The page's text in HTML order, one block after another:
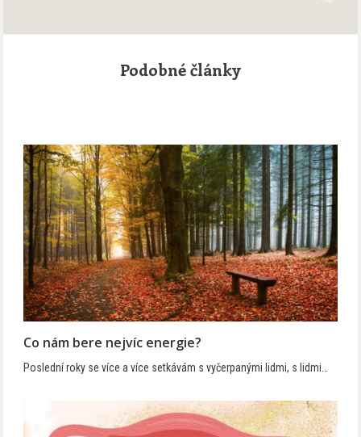
Podobné články
Co nám bere nejvíc energie?
Poslední roky se více a více setkávám s vyčerpanými lidmi, s lidmi…